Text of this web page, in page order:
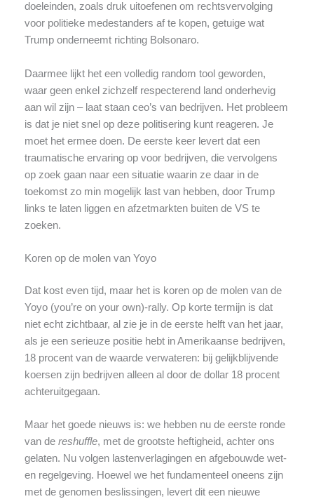
doeleinden, zoals druk uitoefenen om rechtsvervolging
voor politieke medestanders af te kopen, getuige wat
Trump onderneemt richting Bolsonaro.
Daarmee lijkt het een volledig random tool geworden,
waar geen enkel zichzelf respecterend land onderhevig
aan wil zijn – laat staan ceo’s van bedrijven. Het probleem
is dat je niet snel op deze politisering kunt reageren. Je
moet het ermee doen. De eerste keer levert dat een
traumatische ervaring op voor bedrijven, die vervolgens
op zoek gaan naar een situatie waarin ze daar in de
toekomst zo min mogelijk last van hebben, door Trump
links te laten liggen en afzetmarkten buiten de VS te
zoeken.
Koren op de molen van Yoyo
Dat kost even tijd, maar het is koren op de molen van de
Yoyo (you’re on your own)-rally. Op korte termijn is dat
niet echt zichtbaar, al zie je in de eerste helft van het jaar,
als je een serieuze positie hebt in Amerikaanse bedrijven,
18 procent van de waarde verwateren: bij gelijkblijvende
koersen zijn bedrijven alleen al door de dollar 18 procent
achteruitgegaan.
Maar het goede nieuws is: we hebben nu de eerste ronde
van de reshuffle, met de grootste heftigheid, achter ons
gelaten. Nu volgen lastenverlagingen en afgebouwde wet-
en regelgeving. Hoewel we het fundamenteel oneens zijn
met de genomen beslissingen, levert dit een nieuwe